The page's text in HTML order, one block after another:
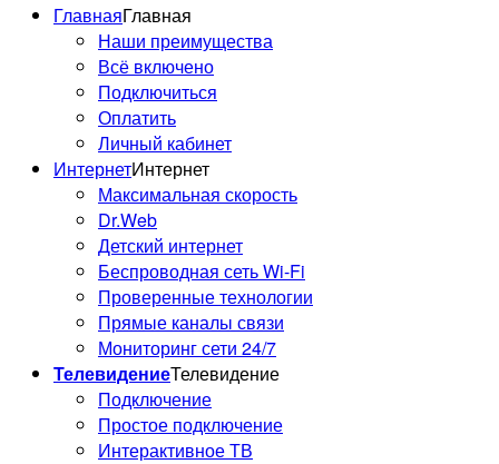
ГлавнаяГлавная
Наши преимущества
Всё включено
Подключиться
Оплатить
Личный кабинет
ИнтернетИнтернет
Максимальная скорость
Dr.Web
Детский интернет
Беспроводная сеть Wi-Fi
Проверенные технологии
Прямые каналы связи
Мониторинг сети 24/7
ТелевидениеТелевидение
Подключение
Простое подключение
Интерактивное ТВ